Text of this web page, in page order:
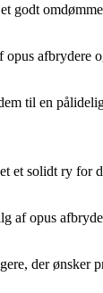
godt
opus afbrydere
til en
et solidt ry for
af opus
der ønsker